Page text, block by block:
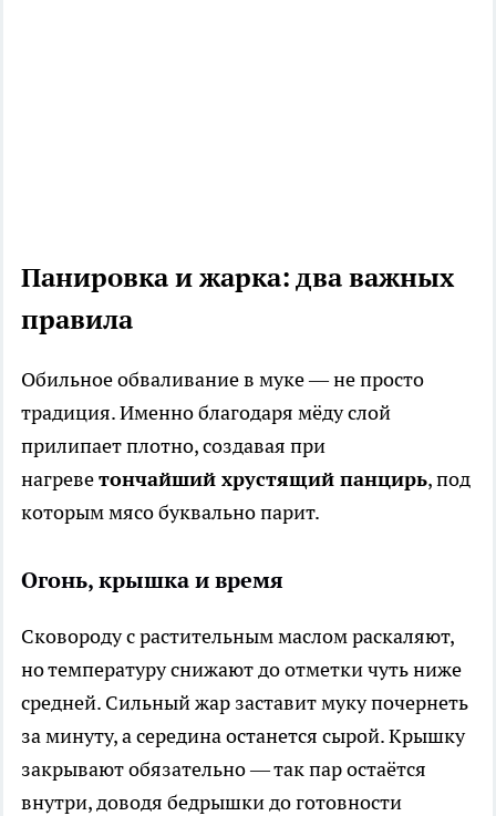
Панировка и жарка: два важных
правила
Обильное обваливание в муке — не просто
традиция. Именно благодаря мёду слой
прилипает плотно, создавая при
нагреветончайший хрустящий панцирь, под
которым мясо буквально парит.
Огонь, крышка и время
Сковороду с растительным маслом раскаляют,
но температуру снижают до отметки чуть ниже
средней. Сильный жар заставит муку почернеть
за минуту, а середина останется сырой. Крышку
закрывают обязательно — так пар остаётся
внутри, доводя бедрышки до готовности